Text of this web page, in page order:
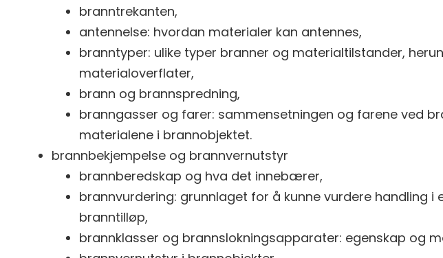
branntrekanten,
antennelse: hvordan materialer kan antennes,
branntyper: ulike typer branner og materialtilstander,
materialoverflater,
brann og brannspredning,
branngasser og farer: sammensetningen og farene ved
materialene i brannobjektet.
brannbekjempelse og brannvernutstyr
brannberedskap og hva det innebærer,
brannvurdering: grunnlaget for å kunne vurdere handling i
branntilløp,
brannklasser og brannslokningsapparater: egenskap og